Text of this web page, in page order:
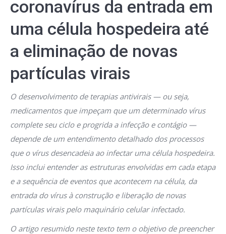
coronavírus da entrada em
uma célula hospedeira até
a eliminação de novas
partículas virais
O desenvolvimento de terapias antivirais — ou seja,
medicamentos que impeçam que um determinado vírus
complete seu ciclo e progrida a infecção e contágio —
depende de um entendimento detalhado dos processos
que o vírus desencadeia ao infectar uma célula hospedeira.
Isso inclui entender as estruturas envolvidas em cada etapa
e a sequência de eventos que acontecem na célula, da
entrada do vírus à construção e liberação de novas
partículas virais pelo maquinário celular infectado.
O artigo resumido neste texto tem o objetivo de preencher